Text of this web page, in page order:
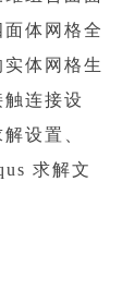
体网格全
体网格生
连接设
设置、
求解文